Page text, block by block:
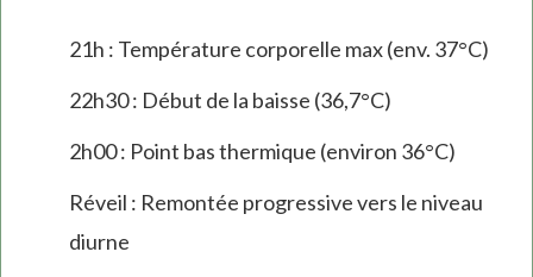
21h : Température corporelle max (env. 37°C)
22h30 : Début de la baisse (36,7°C)
2h00 : Point bas thermique (environ 36°C)
Réveil : Remontée progressive vers le niveau
diurne